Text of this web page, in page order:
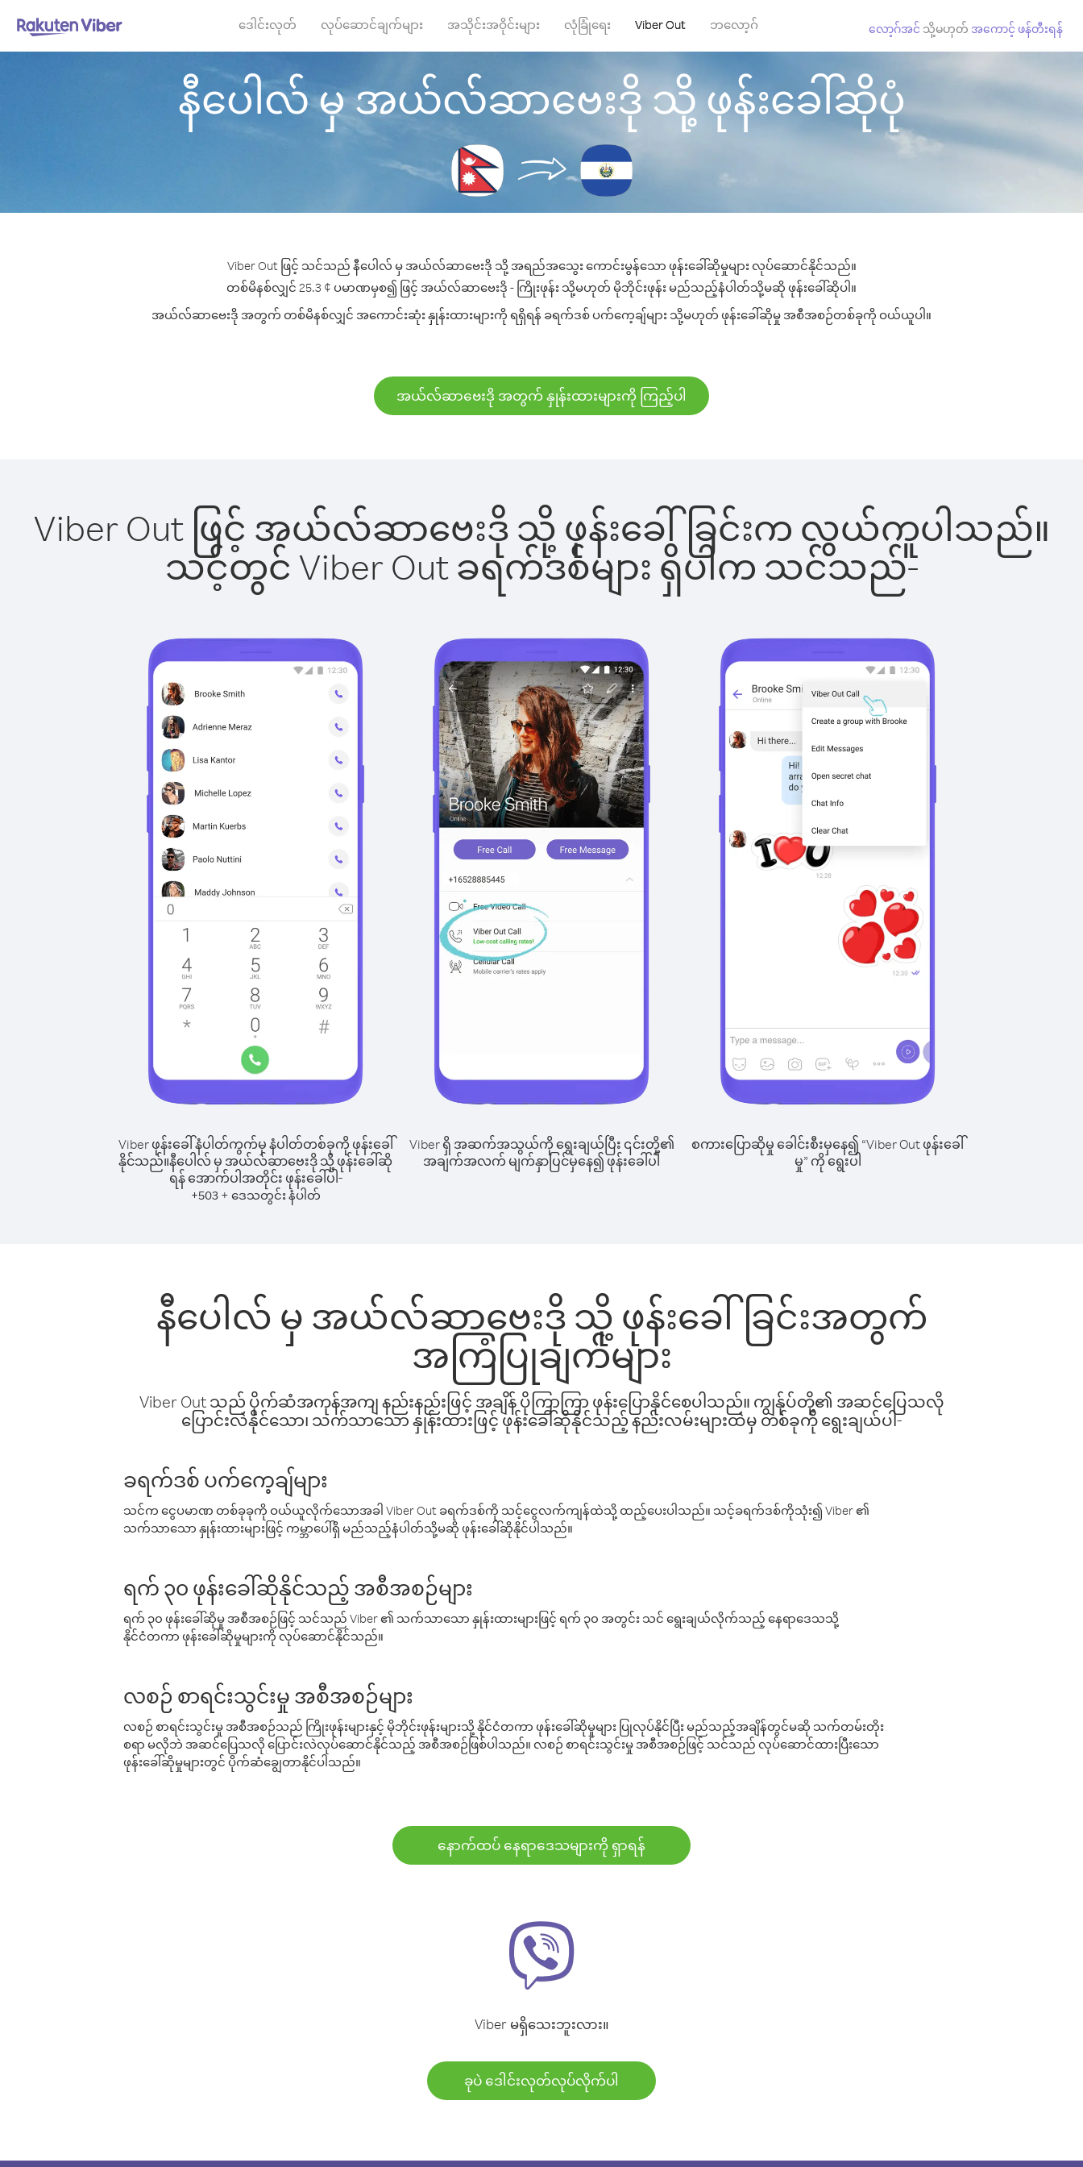
ဒေါင်းလုတ် လုပ်ဆောင်ချက်များ အသိုင်းအဝိုင်းများ လုံခြုံရေး Viber Out ဘလော့ဂ် လော့ဂ်အင် သို့မဟုတ် အကောင့် ဖန်တီးရန်
နီပေါလ် မှ အယ်လ်ဆာဗေးဒို သို့ ဖုန်းခေါ်ဆိုပုံ
Viber Out ဖြင့် သင်သည် နီပေါလ် မှ အယ်လ်ဆာဗေးဒို သို့ အရည်အသွေး ကောင်းမွန်သော ဖုန်းခေါ်ဆိုမှုများ လုပ်ဆောင်နိုင်သည်။
တစ်မိနစ်လျှင် 25.3 ¢ ပမာဏမှစ၍ ဖြင့် အယ်လ်ဆာဗေးဒို - ကြိုးဖုန်း သို့မဟုတ် မိုဘိုင်းဖုန်း မည်သည့်နံပါတ်သို့မဆို ဖုန်းခေါ်ဆိုပါ။
အယ်လ်ဆာဗေးဒို အတွက် တစ်မိနစ်လျှင် အကောင်းဆုံး နှုန်းထားများကို ရရှိရန် ခရက်ဒစ် ပက်ကေ့ချ်များ သို့မဟုတ် ဖုန်းခေါ်ဆိုမှု အစီအစဉ်တစ်ခုကို ဝယ်ယူပါ။
အယ်လ်ဆာဗေးဒို အတွက် နှုန်းထားများကို ကြည့်ပါ
Viber Out ဖြင့် အယ်လ်ဆာဗေးဒို သို့ ဖုန်းခေါ်ခြင်းက လွယ်ကူပါသည်။
သင့်တွင် Viber Out ခရက်ဒစ်များ ရှိပါက သင်သည်-
Viber ဖုန်းခေါ်နံပါတ်ကွက်မှ နံပါတ်တစ်ခုကို ဖုန်းခေါ်
နိုင်သည်။နီပေါလ် မှ အယ်လ်ဆာဗေးဒို သို့ ဖုန်းခေါ်ဆို
ရန် အောက်ပါအတိုင်း ဖုန်းခေါ်ပါ-
+503+ ဒေသတွင်း နံပါတ်
Viber ရှိ အဆက်အသွယ်ကို ရွေးချယ်ပြီး ၎င်းတို့၏
အချက်အလက် မျက်နှာပြင်မှနေ၍ ဖုန်းခေါ်ပါ
စကားပြောဆိုမှု ခေါင်းစီးမှနေ၍ “Viber Out ဖုန်းခေါ်
မှု” ကို ရွေးပါ
နီပေါလ် မှ အယ်လ်ဆာဗေးဒို သို့ ဖုန်းခေါ်ခြင်းအတွက်
အကြံပြုချက်များ
Viber Out သည် ပိုက်ဆံအကုန်အကျ နည်းနည်းဖြင့် အချိန် ပိုကြာကြာ ဖုန်းပြောနိုင်စေပါသည်။ ကျွန်ုပ်တို့၏ အဆင်ပြေသလို
ပြောင်းလဲနိုင်သော၊ သက်သာသော နှုန်းထားဖြင့် ဖုန်းခေါ်ဆိုနိုင်သည့် နည်းလမ်းများထဲမှ တစ်ခုကို ရွေးချယ်ပါ-
ခရက်ဒစ် ပက်ကေ့ချ်များ
သင်က ငွေပမာဏ တစ်ခုခုကို ဝယ်ယူလိုက်သောအခါ Viber Out ခရက်ဒစ်ကို သင့်ငွေလက်ကျန်ထဲသို့ ထည့်ပေးပါသည်။ သင့်ခရက်ဒစ်ကိုသုံး၍ Viber ၏
သက်သာသော နှုန်းထားများဖြင့် ကမ္ဘာပေါ်ရှိ မည်သည့်နံပါတ်သို့မဆို ဖုန်းခေါ်ဆိုနိုင်ပါသည်။
ရက် ၃၀ ဖုန်းခေါ်ဆိုနိုင်သည့် အစီအစဉ်များ
ရက် ၃၀ ဖုန်းခေါ်ဆိုမှု အစီအစဉ်ဖြင့် သင်သည် Viber ၏ သက်သာသော နှုန်းထားများဖြင့် ရက် ၃၀ အတွင်း သင် ရွေးချယ်လိုက်သည့် နေရာဒေသသို့
နိုင်ငံတကာ ဖုန်းခေါ်ဆိုမှုများကို လုပ်ဆောင်နိုင်သည်။
လစဉ် စာရင်းသွင်းမှု အစီအစဉ်များ
လစဉ် စာရင်းသွင်းမှု အစီအစဉ်သည် ကြိုးဖုန်းများနှင့် မိုဘိုင်းဖုန်းများသို့ နိုင်ငံတကာ ဖုန်းခေါ်ဆိုမှုများ ပြုလုပ်နိုင်ပြီး မည်သည့်အချိန်တွင်မဆို သက်တမ်းတိုး
စရာ မလိုဘဲ အဆင်ပြေသလို ပြောင်းလဲလုပ်ဆောင်နိုင်သည့် အစီအစဉ်ဖြစ်ပါသည်။ လစဉ် စာရင်းသွင်းမှု အစီအစဉ်ဖြင့် သင်သည် လုပ်ဆောင်ထားပြီးသော
ဖုန်းခေါ်ဆိုမှုများတွင် ပိုက်ဆံချွေတာနိုင်ပါသည်။
နောက်ထပ် နေရာဒေသများကို ရှာရန်
Viber မရှိသေးဘူးလား။
ခုပဲ ဒေါင်းလုတ်လုပ်လိုက်ပါ